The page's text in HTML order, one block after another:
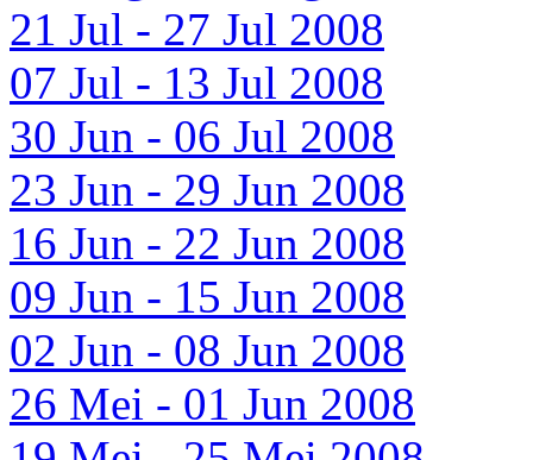
21 Jul - 27 Jul 2008
07 Jul - 13 Jul 2008
30 Jun - 06 Jul 2008
23 Jun - 29 Jun 2008
16 Jun - 22 Jun 2008
09 Jun - 15 Jun 2008
02 Jun - 08 Jun 2008
26 Mei - 01 Jun 2008